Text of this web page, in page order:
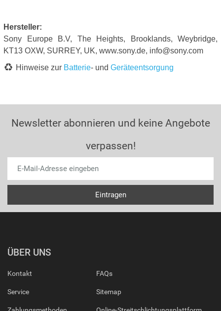
Hersteller:
Sony Europe B.V, The Heights, Brooklands, Weybridge,
KT13 OXW, SURREY, UK, www.sony.de, info@sony.com
Hinweise zur Batterie- und Geräteentsorgung
Newsletter abonnieren und keine Angebote
verpassen!
ÜBER UNS
Kontakt
Service
FAQs
Sitemap